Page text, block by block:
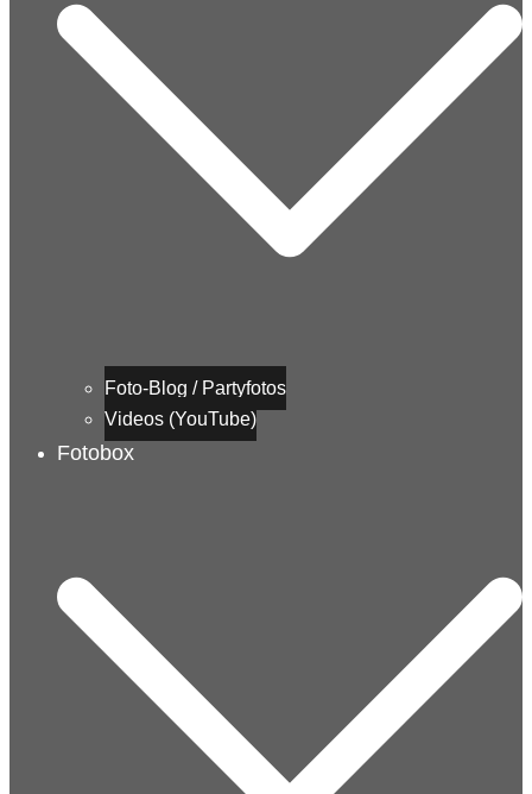
Foto-Blog / Partyfotos
Videos (YouTube)
Fotobox